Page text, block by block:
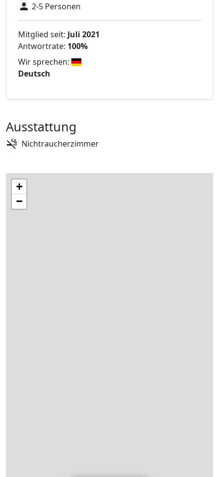
2-5 Personen
Mitglied seit: Juli 2021
Antwortrate: 100%
Wir sprechen:
Deutsch
Ausstattung
Nichtraucherzimmer
+
−